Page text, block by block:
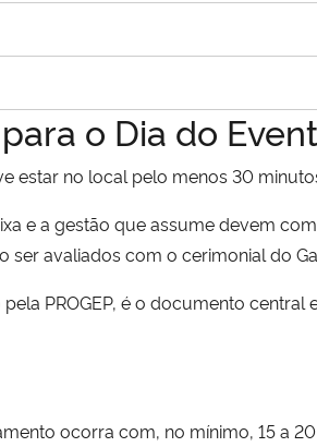
o Dia do
estar no local pelo menos 30
e a gestão que assume devem
avaliados com o cerimonial do
PROGEP, é o documento
ocorra com, no mínimo, 15 a